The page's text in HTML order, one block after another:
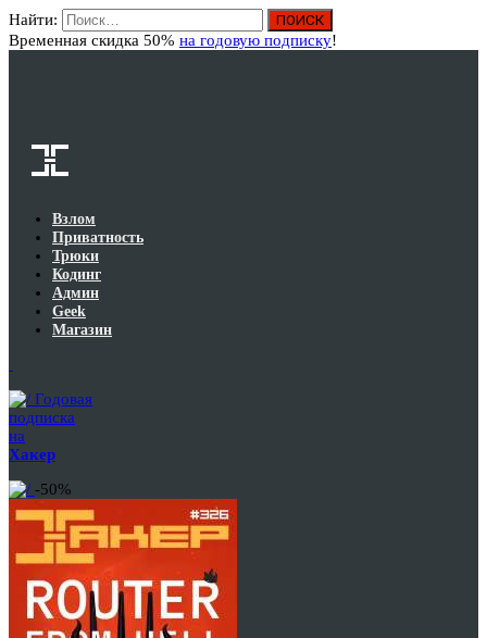
Найти:
Временная скидка 50% на годовую подписку!
Взлом
Приватность
Трюки
Кодинг
Админ
Geek
Магазин
Годовая
подписка
на
Хакер
-50%